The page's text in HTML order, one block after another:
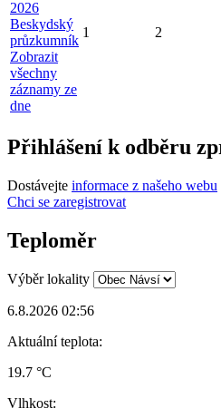
2026
Beskydský
průzkumník
Zobrazit
všechny
záznamy ze
dne
1 2
Přihlášení k odběru
Dostávejte informace z našeho webu
Chci se zaregistrovat
Teploměr
Výběr lokality
6.8.2026 02:56
Aktuální teplota:
19.7 °C
Vlhkost: